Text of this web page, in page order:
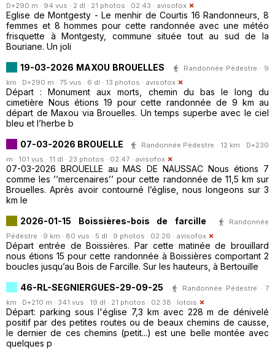
D+290 m · 94 vus · 2 dl · 21 photos · 02:43 · avisofox
Eglise de Montgesty - Le menhir de Courtis 16 Randonneurs, 8
femmes et 8 hommes pour cette randonnée avec une météo
frisquette à Montgesty, commune située tout au sud de la
Bouriane. Un joli
19-03-2026 MAXOU BROUELLES
Randonnée Pédestre · 9
km · D+290 m · 75 vus · 6 dl · 13 photos · avisofox
Départ : Monument aux morts, chemin du bas le long du
cimetière Nous étions 19 pour cette randonnée de 9 km au
départ de Maxou via Brouelles. Un temps superbe avec le ciel
bleu et l’herbe b
07-03-2026 BROUELLE
Randonnée Pédestre · 12 km · D+230
m · 101 vus · 11 dl · 23 photos · 02:47 · avisofox
07-03-2026 BROUELLE au MAS DE NAUSSAC Nous étions 7
comme les ’’mercenaires’’ pour cette randonnée de 11,5 km sur
Brouelles. Après avoir contourné l’église, nous longeons sur 3
km le
2026-01-15 Boissières-bois de farcille
Randonnée
Pédestre · 9 km · 80 vus · 5 dl · 9 photos · 02:26 · avisofox
Départ entrée de Boissières. Par cette matinée de brouillard
nous étions 15 pour cette randonnée à Boissières comportant 2
boucles jusqu’au Bois de Farcille. Sur les hauteurs, à Bertouille
46-RL-SEGNIERGUES-29-09-25
Randonnée Pédestre · 7
km · D+210 m · 341 vus · 19 dl · 21 photos · 02:38 · lotois
Départ: parking sous l'église 7,3 km avec 228 m de dénivelé
positif par des petites routes ou de beaux chemins de causse,
le dernier de ces chemins (petit...) est une belle montée avec
quelques p